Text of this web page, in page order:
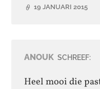
19 JANUARI 2015
ANOUK SCHREEF:
Heel mooi die